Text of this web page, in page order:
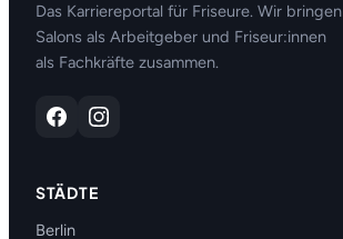
Das Karriereportal für Friseure. Wir bringen
Salons als Arbeitgeber und Friseur:innen
als Fachkräfte zusammen.
STÄDTE
Berlin